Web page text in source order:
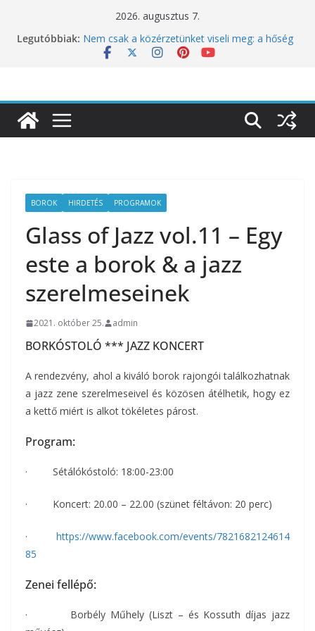
content
2026. augusztus 7.
Legutóbbiak: Nem csak a közérzetünket viseli meg: a hőség
a koncentrációt is próbára teszi
Déli Part Gasztronómiai Sajtóesemény
10 éves lett a Botanica: a világ legjobb
BOROK HIRDETÉS PROGRAMOK
Glass of Jazz vol.11 – Egy
este a borok & a jazz
szerelmeseinek
2021. október 25. admin
BORKÓSTOLÓ *** JAZZ KONCERT
A rendezvény, ahol a kiváló borok rajongói találkozhatnak
a jazz zene szerelmeseivel és közösen átélhetik, hogy ez
a kettő miért is alkot tökéletes párost.
Program:
· Sétálókóstoló: 18:00-23:00
· Koncert: 20.00 – 22.00 (szünet féltávon: 20 perc)
· https://www.facebook.com/events/7821682124614
85
Zenei fellépő:
· Borbély Műhely (Liszt – és Kossuth díjas jazz